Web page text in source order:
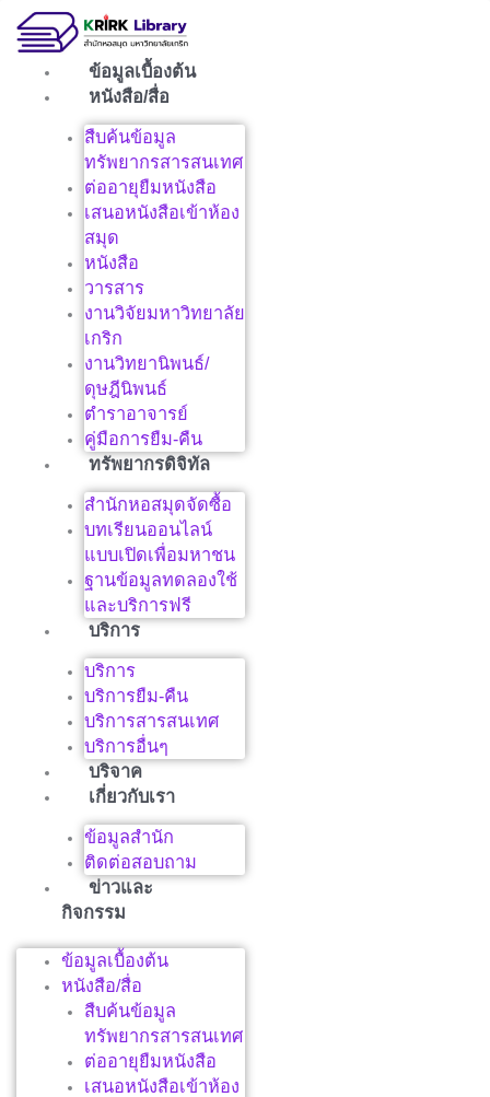
ข้อมูลเบื้องต้น
หนังสือ/สื่อ
สืบค้นข้อมูล
ทรัพยากรสารสนเทศ
ต่ออายุยืมหนังสือ
เสนอหนังสือเข้าห้อง
สมุด
หนังสือ
วารสาร
งานวิจัยมหาวิทยาลัย
เกริก
งานวิทยานิพนธ์/
ดุษฎีนิพนธ์
ตำราอาจารย์
คู่มือการยืม-คืน
ทรัพยากรดิจิทัล
สำนักหอสมุดจัดซื้อ
บทเรียนออนไลน์
แบบเปิดเพื่อมหาชน
ฐานข้อมูลทดลองใช้
และบริการฟรี
บริการ
บริการ
บริการยืม-คืน
บริการสารสนเทศ
บริการอื่นๆ
บริจาค
เกี่ยวกับเรา
ข้อมูลสำนัก
ติดต่อสอบถาม
ข่าวและ
กิจกรรม
ข้อมูลเบื้องต้น
หนังสือ/สื่อ
สืบค้นข้อมูล
ทรัพยากรสารสนเทศ
ต่ออายุยืมหนังสือ
เสนอหนังสือเข้าห้อง